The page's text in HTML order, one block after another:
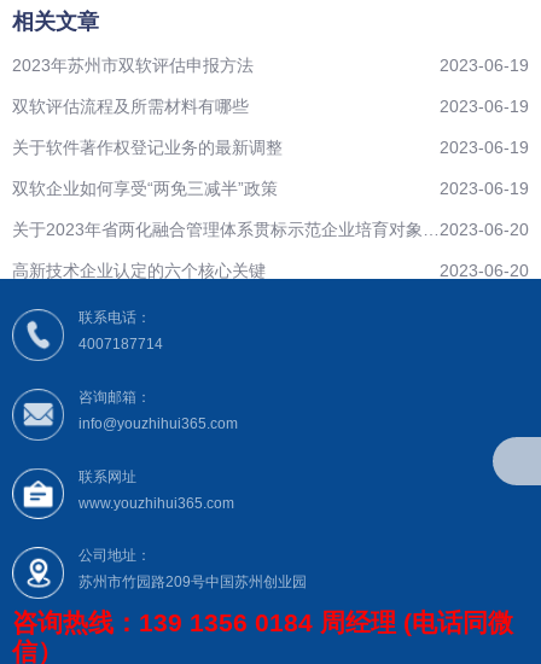
相关文章
2023-06-19
2023年苏州市双软评估申报方法
2023-06-19
双软评估流程及所需材料有哪些
2023-06-19
关于软件著作权登记业务的最新调整
2023-06-19
双软企业如何享受“两免三减半”政策
2023-06-20
关于2023年省两化融合管理体系贯标示范企业培育对象拟
2023-06-20
高新技术企业认定的六个核心关键
联系电话：
4007187714
咨询邮箱：
info@youzhihui365.com
联系网址
www.youzhihui365.com
公司地址：
苏州市竹园路209号中国苏州创业园
咨询热线：139 1356 0184 周经理 (电话同微
信）